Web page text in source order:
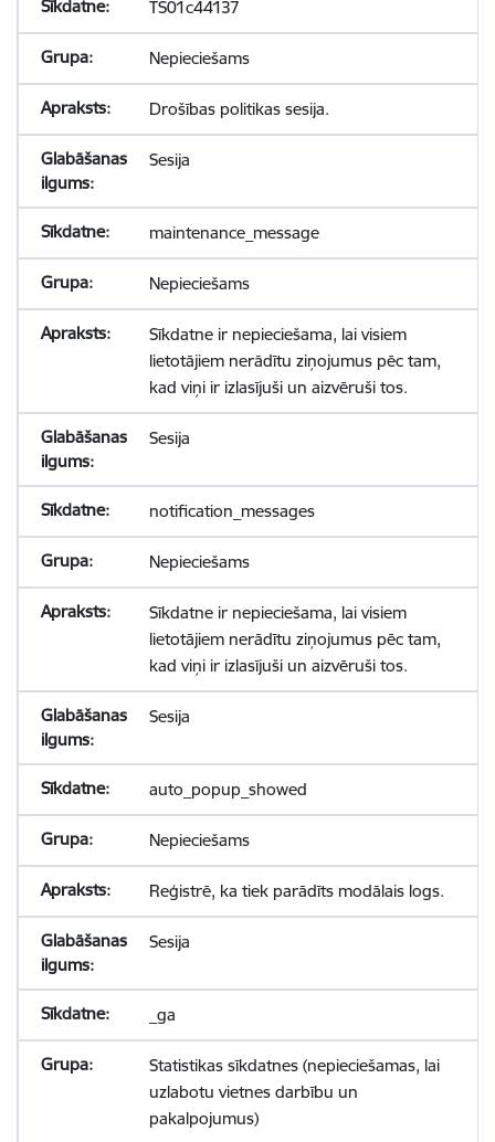
TS01c44137
Nepieciešams
Drošības politikas sesija.
Sesija
maintenance_message
Nepieciešams
Sīkdatne ir nepieciešama, lai visiem
lietotājiem nerādītu ziņojumus pēc tam,
kad viņi ir izlasījuši un aizvēruši tos.
Sesija
notification_messages
Nepieciešams
Sīkdatne ir nepieciešama, lai visiem
lietotājiem nerādītu ziņojumus pēc tam,
kad viņi ir izlasījuši un aizvēruši tos.
Sesija
auto_popup_showed
Nepieciešams
Reģistrē, ka tiek parādīts modālais logs.
Sesija
_ga
Statistikas sīkdatnes (nepieciešamas, lai
uzlabotu vietnes darbību un
pakalpojumus)